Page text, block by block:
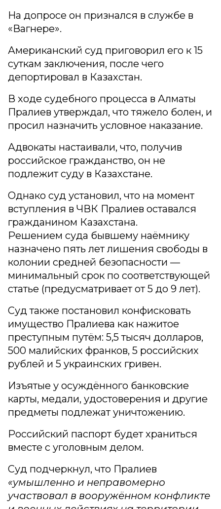
На допросе он признался в службе в
«Вагнере».
Американский суд приговорил его к 15
суткам заключения, после чего
депортировал в Казахстан.
В ходе судебного процесса в Алматы
Пралиев утверждал, что тяжело болен, и
просил назначить условное наказание.
Адвокаты настаивали, что, получив
российское гражданство, он не
подлежит суду в Казахстане.
Однако суд установил, что на момент
вступления в ЧВК Пралиев оставался
гражданином Казахстана.
Решением суда бывшему наёмнику
назначено пять лет лишения свободы в
колонии средней безопасности —
минимальный срок по соответствующей
статье (предусматривает от 5 до 9 лет).
Суд также постановил конфисковать
имущество Пралиева как нажитое
преступным путём: 5,5 тысяч долларов,
500 малийских франков, 5 российских
рублей и 5 украинских гривен.
Изъятые у осуждённого банковские
карты, медали, удостоверения и другие
предметы подлежат уничтожению.
Российский паспорт будет храниться
вместе с уголовным делом.
Суд подчеркнул, что Пралиев
«умышленно и неправомерно
участвовал в вооружённом конфликте